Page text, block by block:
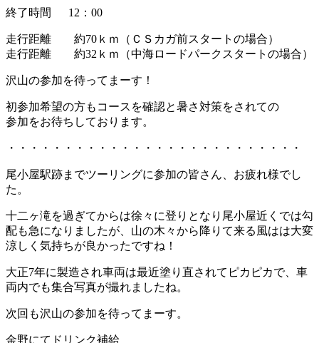
終了時間 12：00
走行距離 約70ｋｍ（ＣＳカガ前スタートの場合）
走行距離 約32ｋｍ（中海ロードパークスタートの場合）
沢山の参加を待ってまーす！
初参加希望の方もコースを確認と暑さ対策をされての
参加をお待ちしております。
・・・・・・・・・・・・・・・・・・・・・・・・・・
尾小屋駅跡までツーリングに参加の皆さん、お疲れ様でし
た。
十二ヶ滝を過ぎてからは徐々に登りとなり尾小屋近くでは勾
配も急になりましたが、山の木々から降りて来る風はは大変
涼しく気持ちが良かったですね！
大正7年に製造され車両は最近塗り直されてピカピカで、車
両内でも集合写真が撮れましたね。
次回も沢山の参加を待ってまーす。
金野にてドリンク補給